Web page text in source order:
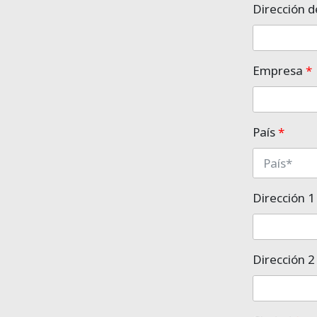
Dirección
Empresa *
País*
Dirección 1
Dirección 2